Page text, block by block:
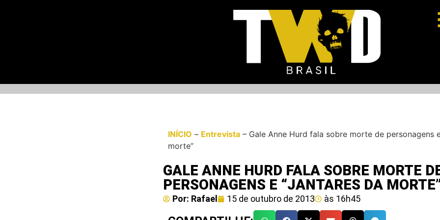
INÍCIO – Entrevista – Gale Anne Hurd fala sobre morte de personagens
morte”
GALE ANNE HURD FALA SOBRE MORTE
PERSONAGENS E “JANTARES DA MORTE”
Por: Rafael 15 de outubro de 2013 às 16h45